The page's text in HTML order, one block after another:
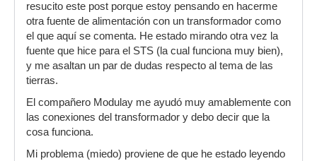
resucito este post porque estoy pensando en hacerme
otra fuente de alimentación con un transformador como
el que aquí se comenta. He estado mirando otra vez la
fuente que hice para el STS (la cual funciona muy bien),
y me asaltan un par de dudas respecto al tema de las
tierras.
El compañero Modulay me ayudó muy amablemente con
las conexiones del transformador y debo decir que la
cosa funciona.
Mi problema (miedo) proviene de que he estado leyendo